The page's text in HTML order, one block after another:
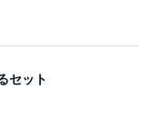
セット